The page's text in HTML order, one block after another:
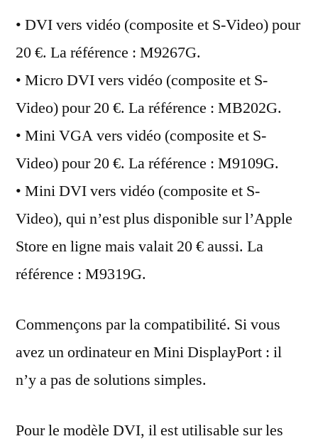
• DVI vers vidéo (composite et S-Video) pour
20 €. La référence : M9267G.
• Micro DVI vers vidéo (composite et S-
Video) pour 20 €. La référence : MB202G.
• Mini VGA vers vidéo (composite et S-
Video) pour 20 €. La référence : M9109G.
• Mini DVI vers vidéo (composite et S-
Video), qui n’est plus disponible sur l’Apple
Store en ligne mais valait 20 € aussi. La
référence : M9319G.
Commençons par la compatibilité. Si vous
avez un ordinateur en Mini DisplayPort : il
n’y a pas de solutions simples.
Pour le modèle DVI, il est utilisable sur les